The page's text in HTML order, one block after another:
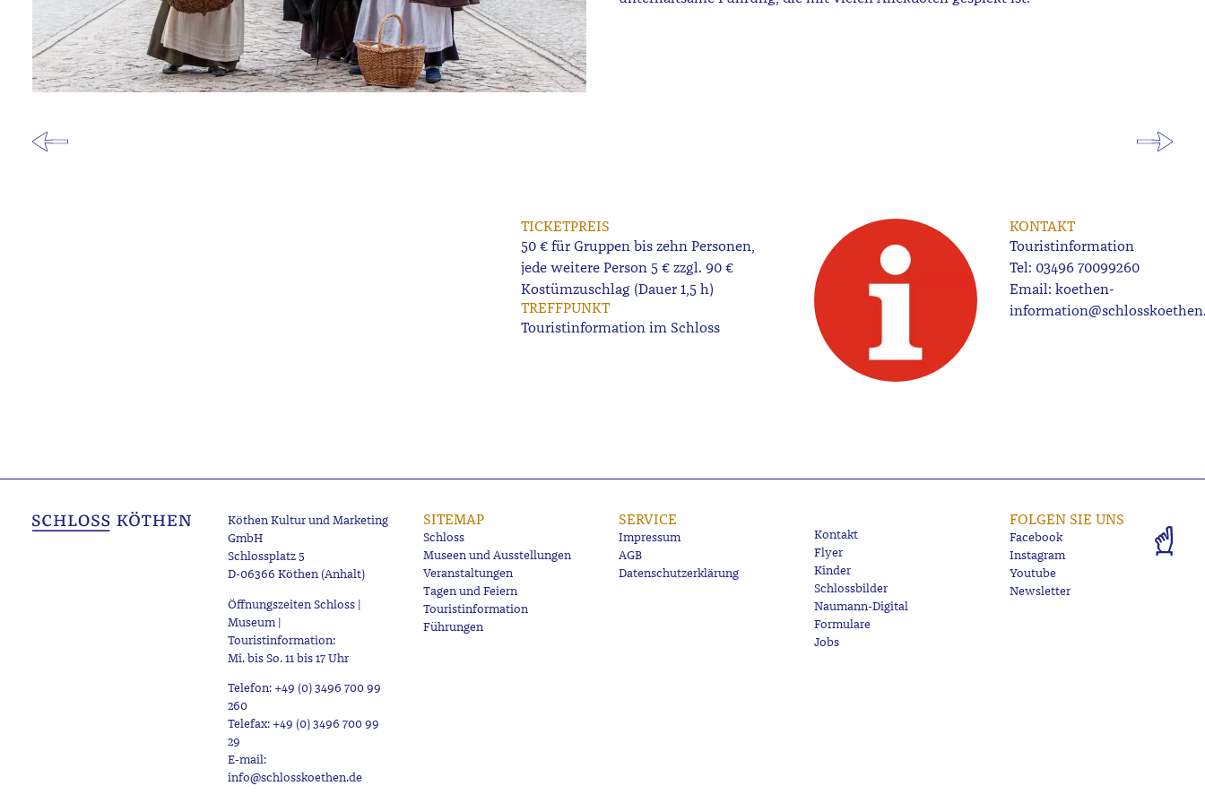
TICKETPREIS
50 € für Gruppen bis zehn Personen,
jede weitere Person 5 € zzgl. 90 €
Kostümzuschlag (Dauer 1,5 h)
TREFFPUNKT
Touristinformation im Schloss
KONTAKT
Touristinformation
Tel: 03496 70099260
Email: koethen-
Köthen Kultur und Marketing
GmbH
Schlossplatz 5
D-06366 Köthen (Anhalt)
Öffnungszeiten Schloss |
Museum |
Touristinformation:
Mi. bis So. 11 bis 17 Uhr
Telefon: +49 (0) 3496 700 99
260
Telefax: +49 (0) 3496 700 99
29
E-mail:
info@schlosskoethen.de
SITEMAP
Schloss
Museen und Ausstellungen
Veranstaltungen
Tagen und Feiern
Touristinformation
Führungen
SERVICE
Impressum
AGB
Datenschutzerklärung
Kontakt
Flyer
Kinder
Schlossbilder
Naumann-Digital
Formulare
Jobs
FOLGEN SIE UNS
Facebook
Instagram
Youtube
Newsletter